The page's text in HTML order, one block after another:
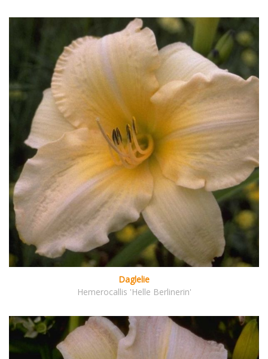
Daglelie
Hemerocallis 'Helle Berlinerin'